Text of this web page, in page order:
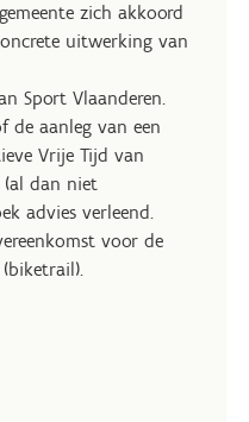
zich akkoord
uitwerking van
Sport Vlaanderen.
de aanleg van een
Vrije Tijd van
(al dan niet
advies verleend.
voor de